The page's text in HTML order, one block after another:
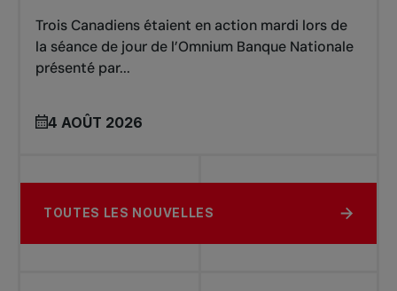
Trois Canadiens étaient en action mardi lors de
la séance de jour de l’Omnium Banque Nationale
présenté par...
4 AOÛT 2026
TOUTES LES NOUVELLES